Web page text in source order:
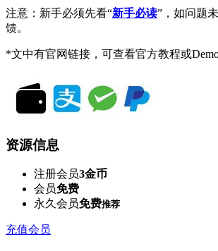
注意：新手必须先看“新手必读”，如问题
馈。
*文中有官网链接，可查看官方教程或Demo
资源信息
注册会员3金币
会员免费
永久会员免费推荐
充值会员